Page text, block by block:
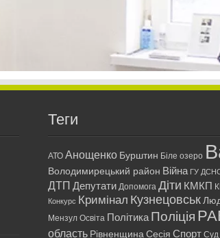
Теги
АТО Анощенко Бурштин Біле озеро
Володимирецький район Війна ГУ
ДТП Депутати Допомога Діти КМКП
Конкурс Кримінал Кузнецовськ
Мензул Освіта Політика Поліція
область Рівненщина Сесія Спорт Суд